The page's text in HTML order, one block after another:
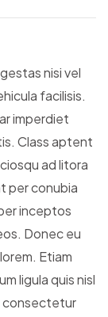
nisi vel
facilisis.
imperdiet
Class aptent
ad litora
per conubia
inceptos
Donec eu
Etiam
ligula quis nisl